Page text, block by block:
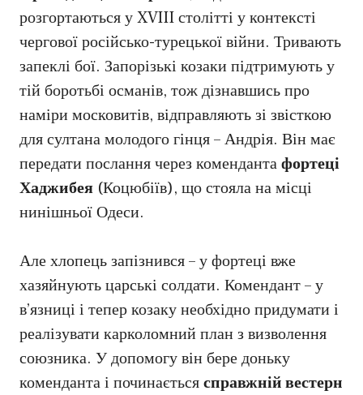
розгортаються у XVIII столітті у контексті
чергової російсько-турецької війни. Тривають
запеклі бої. Запорізькі козаки підтримують у
тій боротьбі османів, тож дізнавшись про
наміри московитів, відправляють зі звісткою
для султана молодого гінця – Андрія. Він має
передати послання через комендантафортеці
Хаджибея (Коцюбіїв), що стояла на місці
нинішньої Одеси.
Але хлопець запізнився – у фортеці вже
хазяйнують царські солдати. Комендант – у
в’язниці і тепер козаку необхідно придумати і
реалізувати карколомний план з визволення
союзника. У допомогу він бере доньку
коменданта і починаєтьсясправжній вестерн